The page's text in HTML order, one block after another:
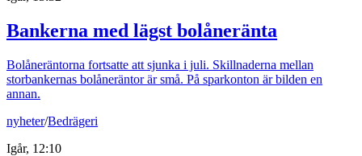
Bankerna med lägst bolåneränta
Bolåneräntorna fortsatte att sjunka i juli. Skillnaderna mellan
storbankernas bolåneräntor är små. På sparkonton är bilden en
annan.
nyheter/Bedrägeri
Igår, 12:10